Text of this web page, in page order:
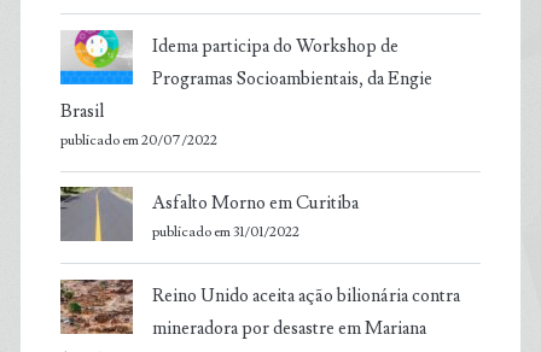
Idema participa do Workshop de
Programas Socioambientais, da Engie
Brasil
publicado em 20/07/2022
Asfalto Morno em Curitiba
publicado em 31/01/2022
Reino Unido aceita ação bilionária contra
mineradora por desastre em Mariana